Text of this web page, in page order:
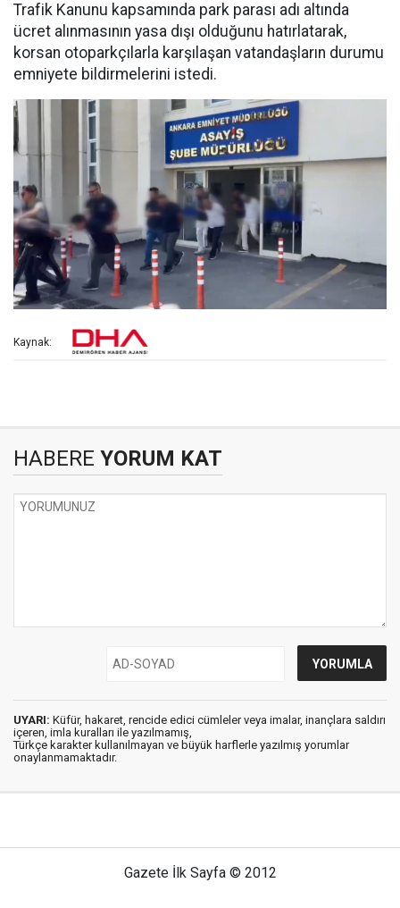
Trafik Kanunu kapsamında park parası adı altında
ücret alınmasının yasa dışı olduğunu hatırlatarak,
korsan otoparkçılarla karşılaşan vatandaşların durumu
emniyete bildirmelerini istedi.
Kaynak:
HABERE YORUM KAT
UYARI: Küfür, hakaret, rencide edici cümleler veya imalar, inançlara saldırı
içeren, imla kuralları ile yazılmamış,
Türkçe karakter kullanılmayan ve büyük harflerle yazılmış yorumlar
onaylanmamaktadır.
Gazete İlk Sayfa © 2012